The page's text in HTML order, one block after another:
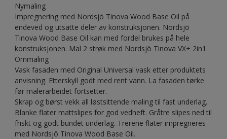
Nymaling
Impregnering med Nordsjö Tinova Wood Base Oil på
endeved og utsatte deler av konstruksjonen. Nordsjö
Tinova Wood Base Oil kan med fordel brukes på hele
konstruksjonen. Mal 2 strøk med Nordsjö Tinova VX+ 2in1.
Ommaling
Vask fasaden med Original Universal vask etter produktets
anvisning. Etterskyll godt med rent vann. La fasaden tørke
før malerarbeidet fortsetter.
Skrap og børst vekk all løstsittende maling til fast underlag.
Blanke flater mattslipes for god vedheft. Gråtre slipes ned til
friskt og godt bundet underlag. Trerene flater impregneres
med Nordsjö Tinova Wood Base Oil.